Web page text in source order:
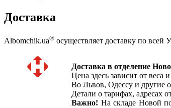
Доставка
Albomchik.ua® осуществляет доставку по всей
Доставка в отделение
Цена здесь зависит от веса
Во Львов, Одессу и другие
Детали о тарифах, адресах
Важно! На складе Новой